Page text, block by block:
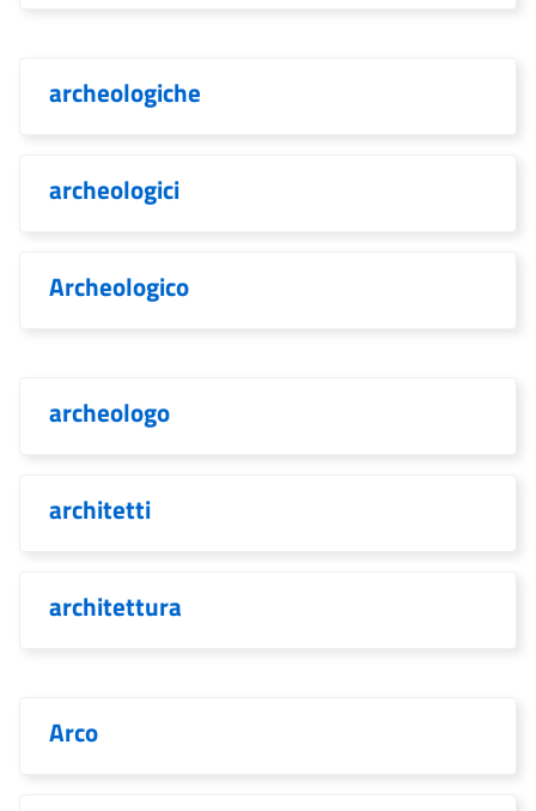
archeologiche
archeologici
Archeologico
archeologo
architetti
architettura
Arco